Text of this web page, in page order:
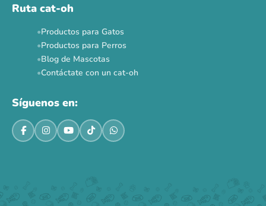
Ruta cat-oh
Productos para Gatos
Productos para Perros
Blog de Mascotas
Contáctate con un cat-oh
Síguenos en: